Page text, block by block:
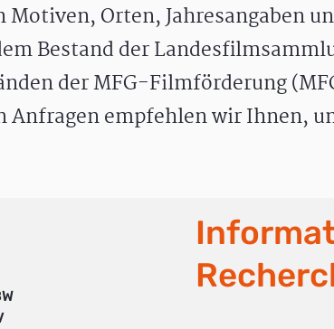
Orten, Jahresangaben
Bestand der
der MFG-Filmförderung
empfehlen wir Ihnen,